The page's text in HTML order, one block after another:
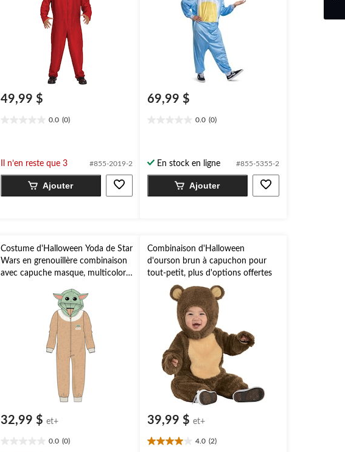
49,99 $
0.0 (0)
5.Il n’en reste que 3 #855-2019-2
Ajouter
69,99 $
0.0 (0)
5. En stock en ligne #855-5355-2
Ajouter
Costume d'Halloween Yoda de Star
Wars en grenouillère combinaison
avec capuche masque, multicolore,
32,99 $ et+
0.0 (0)
Combinaison d'Halloween
d'ourson brun à capuchon pour
tout-petit, plus d'options offertes
39,99 $ et+
4.0 (2)
4.0